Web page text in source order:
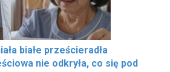
białe prześcieradła
nie odkryła, co się pod